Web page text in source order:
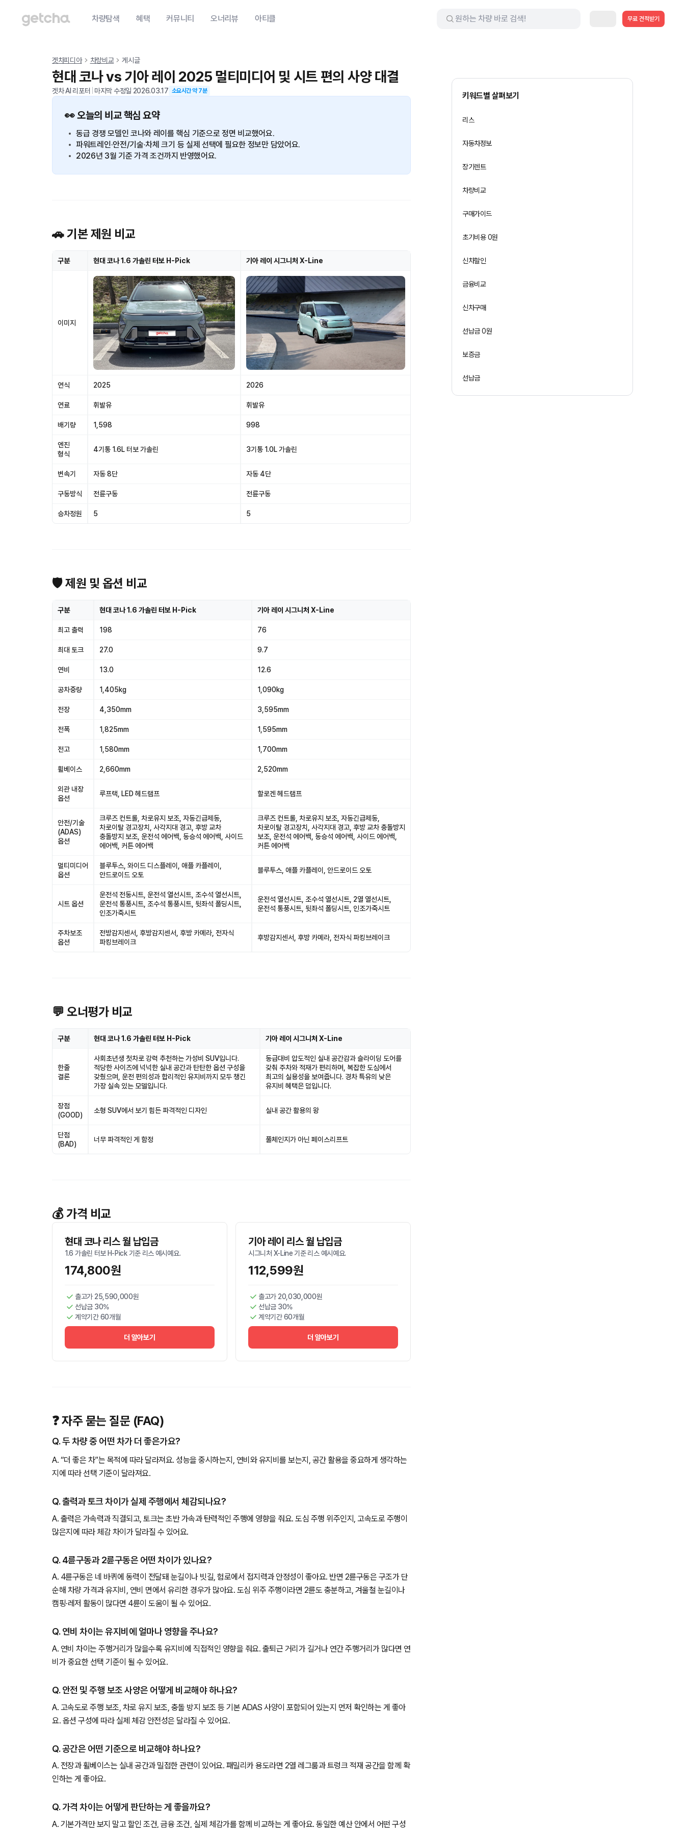
차량탐색 혜택 커뮤니티 오너리뷰 아티클 무료 견적받기
겟차피디아 차량비교 게시글
현대 코나 vs 기아 레이 2025 멀티미디어 및 시트 편의 사양 대결
겟차 AI 리포터 마지막 수정일 2026.03.17 소요시간 약7분
👀 오늘의 비교 핵심 요약
동급 경쟁 모델인 코나와 레이를 핵심 기준으로 정면 비교했어요.
파워트레인·안전/기술·차체 크기 등 실제 선택에 필요한 정보만 담았어요.
2026년 3월 기준 가격 조건까지 반영했어요.
🚗 기본 제원 비교
구분 현대 코나 1.6 가솔린 터보 H-Pick 기아 레이 시그니처 X-Line
이미지
연식 2025 2026
연료 휘발유 휘발유
배기량 1,598 998
엔진
형식
4기통 1.6L 터보 가솔린 3기통 1.0L 가솔린
변속기 자동 8단 자동 4단
구동방식 전륜구동 전륜구동
승차정원 5 5
🛡 제원 및 옵션 비교
구분 현대 코나 1.6 가솔린 터보 H-Pick 기아 레이 시그니처 X-Line
최고 출력 198 76
최대 토크 27.0 9.7
연비 13.0 12.6
공차중량 1,405kg 1,090kg
전장 4,350mm 3,595mm
전폭 1,825mm 1,595mm
전고 1,580mm 1,700mm
휠베이스 2,660mm 2,520mm
외관 내장
옵션
루프랙, LED 헤드램프 할로겐 헤드램프
안전/기술
(ADAS)
옵션
크루즈 컨트롤, 차로유지 보조, 자동긴급제동,
차로이탈 경고장치, 사각지대 경고, 후방 교차
충돌방지 보조, 운전석 에어백, 동승석 에어백, 사이드
에어백, 커튼 에어백
크루즈 컨트롤, 차로유지 보조, 자동긴급제동,
차로이탈 경고장치, 사각지대 경고, 후방 교차 충돌방지
보조, 운전석 에어백, 동승석 에어백, 사이드 에어백,
커튼 에어백
멀티미디어
옵션
블루투스, 와이드 디스플레이, 애플 카플레이,
안드로이드 오토
블루투스, 애플 카플레이, 안드로이드 오토
시트 옵션
운전석 전동시트, 운전석 열선시트, 조수석 열선시트,
운전석 통풍시트, 조수석 통풍시트, 뒷좌석 폴딩시트,
인조가죽시트
운전석 열선시트, 조수석 열선시트, 2열 열선시트,
운전석 통풍시트, 뒷좌석 폴딩시트, 인조가죽시트
주차보조
옵션
전방감지센서, 후방감지센서, 후방 카메라, 전자식
파킹브레이크
후방감지센서, 후방 카메라, 전자식 파킹브레이크
💬 오너평가 비교
구분 현대 코나 1.6 가솔린 터보 H-Pick 기아 레이 시그니처 X-Line
한줄
결론
사회초년생 첫차로 강력 추천하는 가성비 SUV입니다.
적당한 사이즈에 넉넉한 실내 공간과 탄탄한 옵션 구성을
갖췄으며, 운전 편의성과 합리적인 유지비까지 모두 챙긴
가장 실속 있는 모델입니다.
동급대비 압도적인 실내 공간감과 슬라이딩 도어를
갖춰 주차와 적재가 편리하며, 복잡한 도심에서
최고의 실용성을 보여줍니다. 경차 특유의 낮은
유지비 혜택은 덤입니다.
장점
(GOOD)
소형 SUV에서 보기 힘든 파격적인 디자인 실내 공간 활용의 왕
단점
(BAD)
너무 파격적인 게 함정 풀체인지가 아닌 페이스리프트
💰 가격 비교
현대 코나 리스 월 납입금
1.6 가솔린 터보 H-Pick 기준 리스 예시예요.
174,800원
출고가 25,590,000원
선납금 30%
계약기간 60개월
더 알아보기
기아 레이 리스 월 납입금
시그니처 X-Line 기준 리스 예시예요.
112,599원
출고가 20,030,000원
선납금 30%
계약기간 60개월
더 알아보기
❓ 자주 묻는 질문 (FAQ)
Q. 두 차량 중 어떤 차가 더 좋은가요?
A. “더 좋은 차”는 목적에 따라 달라져요. 성능을 중시하는지, 연비와 유지비를 보는지, 공간 활용을 중요하게 생각하는
지에 따라 선택 기준이 달라져요.
Q. 출력과 토크 차이가 실제 주행에서 체감되나요?
A. 출력은 가속력과 직결되고, 토크는 초반 가속과 탄력적인 주행에 영향을 줘요. 도심 주행 위주인지, 고속도로 주행이
많은지에 따라 체감 차이가 달라질 수 있어요.
Q. 4륜구동과 2륜구동은 어떤 차이가 있나요?
A. 4륜구동은 네 바퀴에 동력이 전달돼 눈길이나 빗길, 험로에서 접지력과 안정성이 좋아요. 반면 2륜구동은 구조가 단
순해 차량 가격과 유지비, 연비 면에서 유리한 경우가 많아요. 도심 위주 주행이라면 2륜도 충분하고, 겨울철 눈길이나
캠핑·레저 활동이 많다면 4륜이 도움이 될 수 있어요.
Q. 연비 차이는 유지비에 얼마나 영향을 주나요?
A. 연비 차이는 주행거리가 많을수록 유지비에 직접적인 영향을 줘요. 출퇴근 거리가 길거나 연간 주행거리가 많다면 연
비가 중요한 선택 기준이 될 수 있어요.
Q. 안전 및 주행 보조 사양은 어떻게 비교해야 하나요?
A. 고속도로 주행 보조, 차로 유지 보조, 충돌 방지 보조 등 기본 ADAS 사양이 포함되어 있는지 먼저 확인하는 게 좋아
요. 옵션 구성에 따라 실제 체감 안전성은 달라질 수 있어요.
Q. 공간은 어떤 기준으로 비교해야 하나요?
A. 전장과 휠베이스는 실내 공간과 밀접한 관련이 있어요. 패밀리카 용도라면 2열 레그룸과 트렁크 적재 공간을 함께 확
인하는 게 좋아요.
Q. 가격 차이는 어떻게 판단하는 게 좋을까요?
A. 기본가격만 보지 말고 할인 조건, 금융 조건, 실제 체감가를 함께 비교하는 게 좋아요. 동일한 예산 안에서 어떤 구성
키워드별 살펴보기
리스
자동차정보
장기렌트
차량비교
구매가이드
초기비용 0원
신차할인
금융비교
신차구매
선납금 0원
보증금
선납금